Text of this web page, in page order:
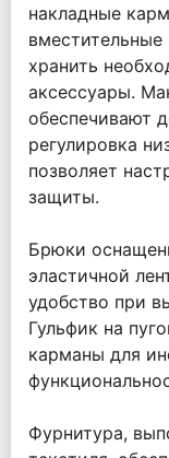
накладные
хранить
аксессуары.
обеспечивают
регулировка
позволяет
защиты.
Брюки
эластичной
удобство при
Гульфик на
карманы для
Фурнитура,